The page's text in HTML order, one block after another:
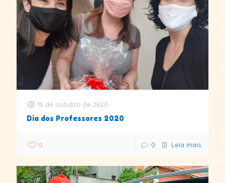
15 de outubro de 2020
Dia dos Professores 2020
0 0 Leia mais